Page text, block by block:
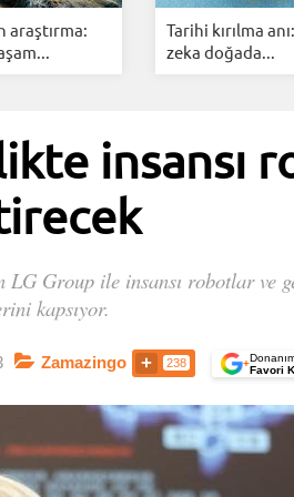
araştırma:
Tarihi kırılma
zeka doğada...
insansı
Group ile insansı robotlar ve
kapsıyor.
Zamazingo 238 +
Favori